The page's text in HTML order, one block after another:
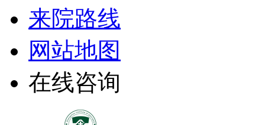
来院路线
网站地图
在线咨询